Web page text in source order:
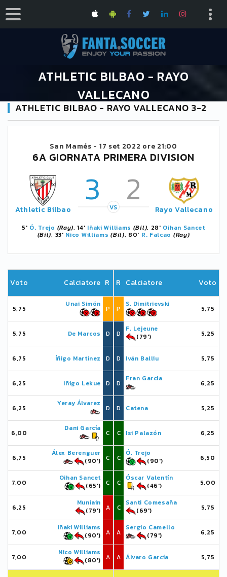
ATHLETIC BILBAO - RAYO
VALLECANO
HOME
CALENDARIO PRIMERA DIVISION 2022/2023
ATHLETIC BILBAO - RAYO VALLECANO
ATHLETIC BILBAO - RAYO VALLECANO 3-2
San Mamés - 17 set 2022 ore 21:00
6A GIORNATA PRIMERA DIVISION
Athletic Bilbao 3 2
VS Rayo Vallecano
5' Ó. Trejo (Ray), 14' Iñaki Williams (Bil), 28' Oihan Sancet
(Bil), 33' Nico Williams (Bil), 80' R. Falcao (Ray)
Voto Calciatore R
5,75
Unai Simón
P
5,75 De Marcos D
6,75 Íñigo Martínez D
6,25 Iñigo Lekue D
6,25
Yeray Álvarez
D
6,00
Dani García
C
6,75
Álex Berenguer
(90')
C
7,00
Oihan Sancet
(65')
C
6,25
Muniain
(79')
A
7,00
Iñaki Williams
(90')
A
7,00
Nico Williams
(80')
A
R Calciatore Voto
P
S. Dimitrievski
5,75
D
F. Lejeune
(79')
5,25
D Iván Balliu 5,75
D
Fran Garcia
6,25
D Catena 5,25
C Isi Palazón 6,25
C
Ó. Trejo
(90')
6,50
C
Óscar Valentín
(46')
5,00
C
Santi Comesaña
(69')
5,75
A
Sergio Camello
(79')
6,25
A Álvaro García 5,75